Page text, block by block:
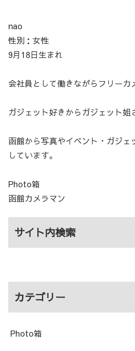
nao
性別：女性
9月18日生まれ
会社員として働きながらフリーカ
ガジェット好きからガジェット姐
函館から写真やイベント・ガジ
しています。
Photo箱
函館カメラマン
サイト内検索
カテゴリー
Photo箱